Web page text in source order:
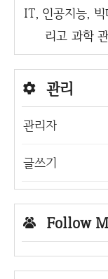
IT, 인공지능,
리고 과학
관리
관리자
글쓰기
Follow